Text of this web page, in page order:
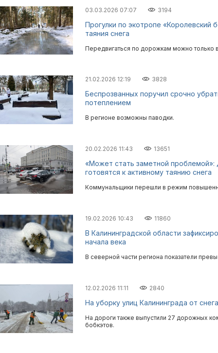
03.03.2026 07:07 3194
Прогулки по экотропе «Королевский
таяния снега
Передвигаться по дорожкам можно только
21.02.2026 12:19 3828
Беспрозванных поручил срочно
потеплением
В регионе возможны паводки.
20.02.2026 11:43 13651
«Может стать заметной проблемой»:
готовятся к активному таянию снега
Коммунальщики перешли в режим
19.02.2026 10:43 11860
В Калининградской области
начала века
В северной части региона показатели
12.02.2026 11:11 2840
На уборку улиц Калининграда от
На дороги также выпустили 27 дорожных
бобкэтов.